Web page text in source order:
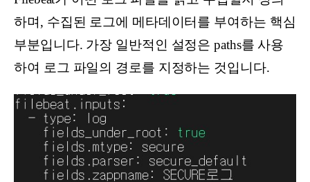
하며, 수집된 로그에 메타데이터를 부여하는 핵심
부분입니다. 가장 일반적인 설정은 paths를 사용
하여 로그 파일의 경로를 지정하는 것입니다.